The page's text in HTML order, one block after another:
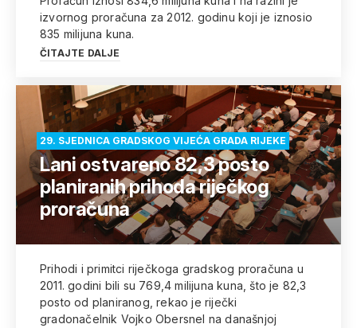
izvornog proračuna za 2012. godinu koji je iznosio
835 milijuna kuna.
ČITAJTE DALJE
29. SJEDNICA GRADSKOG VIJEĆA GRADA RIJEKE
Lani ostvareno 82,3 posto
planiranih prihoda riječkog
proračuna
Prihodi i primitci riječkoga gradskog proračuna u
2011. godini bili su 769,4 milijuna kuna, što je 82,3
posto od planiranog, rekao je riječki
gradonačelnik Vojko Obersnel na današnjoj